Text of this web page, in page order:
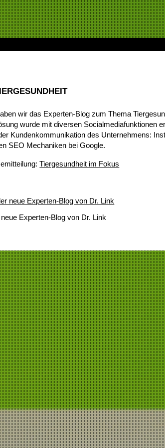
wir das Experten-Blog zum Thema
wurde mit diversen Socialmediafunktionen
Kundenkommunikation des Unternehmens:
SEO Mechaniken bei Google.
Tiergesundheit im Fokus
Experten-Blog von Dr. Link